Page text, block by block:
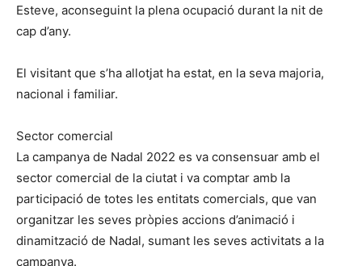
Esteve, aconseguint la plena ocupació durant la nit de
cap d’any.
El visitant que s’ha allotjat ha estat, en la seva majoria,
nacional i familiar.
Sector comercial
La campanya de Nadal 2022 es va consensuar amb el
sector comercial de la ciutat i va comptar amb la
participació de totes les entitats comercials, que van
organitzar les seves pròpies accions d’animació i
dinamització de Nadal, sumant les seves activitats a la
campanya.